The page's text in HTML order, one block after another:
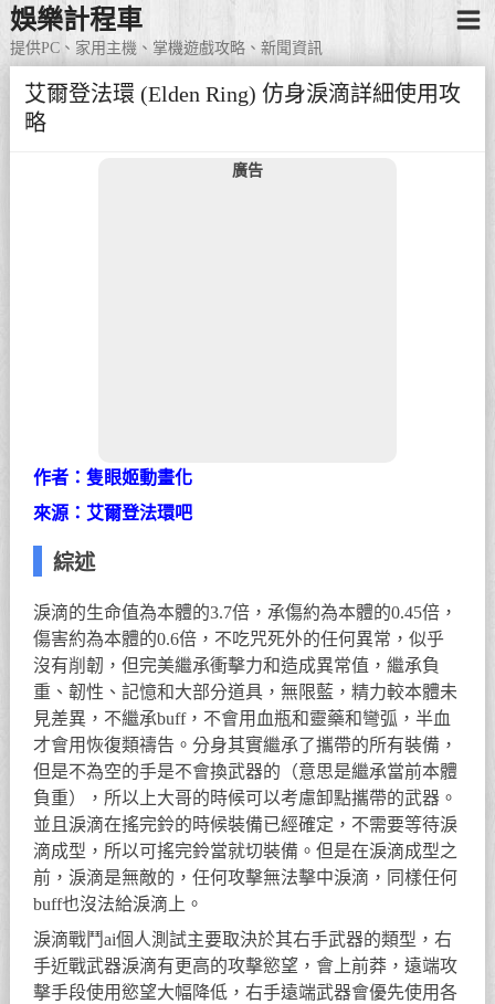
娛樂計程車
提供PC、家用主機、掌機遊戲攻略、新聞資訊
艾爾登法環 (Elden Ring) 仿身淚滴詳細使用攻
略
廣告
作者：隻眼姬動畫化
來源：艾爾登法環吧
綜述
淚滴的生命值為本體的3.7倍，承傷約為本體的0.45倍，
傷害約為本體的0.6倍，不吃咒死外的任何異常，似乎
沒有削韌，但完美繼承衝擊力和造成異常值，繼承負
重、韌性、記憶和大部分道具，無限藍，精力較本體未
見差異，不繼承buff，不會用血瓶和靈藥和彎弧，半血
才會用恢復類禱告。分身其實繼承了攜帶的所有裝備，
但是不為空的手是不會換武器的（意思是繼承當前本體
負重），所以上大哥的時候可以考慮卸點攜帶的武器。
並且淚滴在搖完鈴的時候裝備已經確定，不需要等待淚
滴成型，所以可搖完鈴當就切裝備。但是在淚滴成型之
前，淚滴是無敵的，任何攻擊無法擊中淚滴，同樣任何
buff也沒法給淚滴上。
淚滴戰鬥ai個人測試主要取決於其右手武器的類型，右
手近戰武器淚滴有更高的攻擊慾望，會上前莽，遠端攻
擊手段使用慾望大幅降低，右手遠端武器會優先使用各